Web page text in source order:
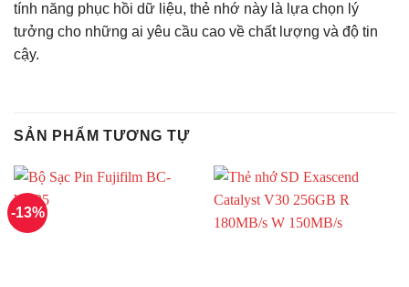
tính năng phục hồi dữ liệu, thẻ nhớ này là lựa chọn lý
tưởng cho những ai yêu cầu cao về chất lượng và độ tin
cậy.
SẢN PHẨM TƯƠNG TỰ
-13%